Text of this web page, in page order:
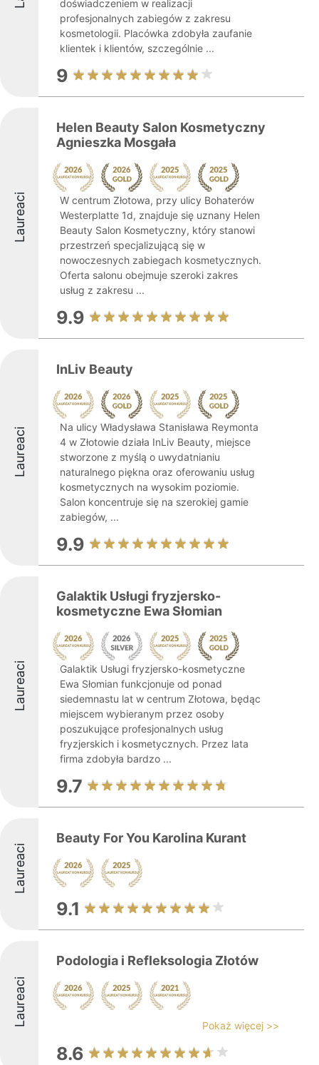
doświadczeniem w realizacji
profesjonalnych zabiegów z zakresu
kosmetologii. Placówka zdobyła zaufanie
klientek i klientów, szczególnie ...
9
Laureaci
Helen Beauty Salon Kosmetyczny
Agnieszka Mosgała
W centrum Złotowa, przy ulicy Bohaterów
Westerplatte 1d, znajduje się uznany Helen
Beauty Salon Kosmetyczny, który stanowi
przestrzeń specjalizującą się w
nowoczesnych zabiegach kosmetycznych.
Oferta salonu obejmuje szeroki zakres
usług z zakresu ...
9.9
Laureaci
InLiv Beauty
Na ulicy Władysława Stanisława Reymonta
4 w Złotowie działa InLiv Beauty, miejsce
stworzone z myślą o uwydatnianiu
naturalnego piękna oraz oferowaniu usług
kosmetycznych na wysokim poziomie.
Salon koncentruje się na szerokiej gamie
zabiegów, ...
9.9
Laureaci
Galaktik Usługi fryzjersko-
kosmetyczne Ewa Słomian
Galaktik Usługi fryzjersko-kosmetyczne
Ewa Słomian funkcjonuje od ponad
siedemnastu lat w centrum Złotowa, będąc
miejscem wybieranym przez osoby
poszukujące profesjonalnych usług
fryzjerskich i kosmetycznych. Przez lata
firma zdobyła bardzo ...
9.7
Laureaci
Beauty For You Karolina Kurant
9.1
Laureaci
Podologia i Refleksologia Złotów
Pokaż więcej >>
8.6